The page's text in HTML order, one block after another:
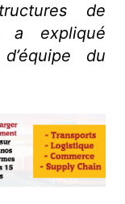
de
a expliqué
du